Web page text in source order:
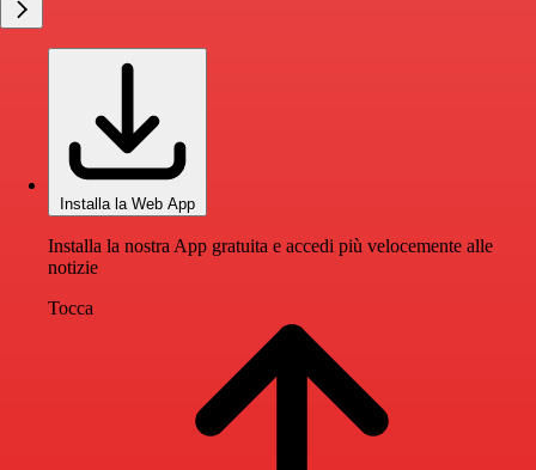
Installa la Web App
Installa la nostra App gratuita e accedi più velocemente alle
notizie
Tocca